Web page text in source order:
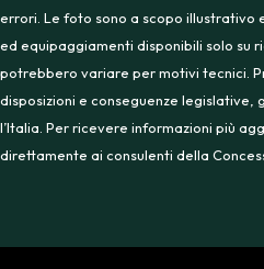
errori. Le foto sono a scopo
ed equipaggiamenti disponibili solo su
potrebbero variare per motivi tecnici.
disposizioni e conseguenze legislative,
l’Italia. Per ricevere informazioni più
direttamente ai consulenti della